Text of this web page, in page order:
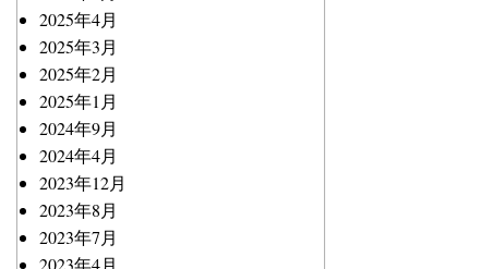
2025年4月
2025年3月
2025年2月
2025年1月
2024年9月
2024年4月
2023年12月
2023年8月
2023年7月
2023年4月